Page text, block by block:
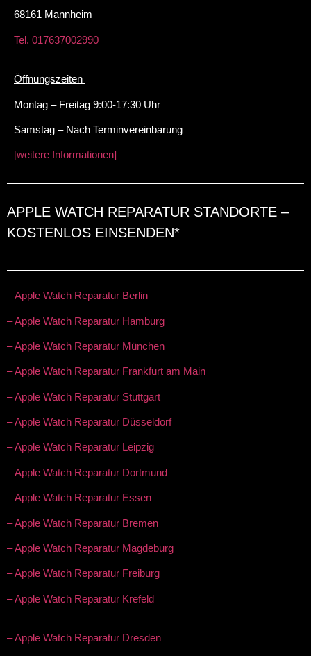
68161 Mannheim
Tel. 017637002990
Öffnungszeiten
Montag – Freitag 9:00-17:30 Uhr
Samstag – Nach Terminvereinbarung
[weitere Informationen]
APPLE WATCH REPARATUR STANDORTE –
KOSTENLOS EINSENDEN*
– Apple Watch Reparatur Berlin
– Apple Watch Reparatur Hamburg
– Apple Watch Reparatur München
– Apple Watch Reparatur Frankfurt am Main
– Apple Watch Reparatur Stuttgart
– Apple Watch Reparatur Düsseldorf
– Apple Watch Reparatur Leipzig
– Apple Watch Reparatur Dortmund
– Apple Watch Reparatur Essen
– Apple Watch Reparatur Bremen
– Apple Watch Reparatur Magdeburg
– Apple Watch Reparatur Freiburg
– Apple Watch Reparatur Krefeld
– Apple Watch Reparatur Dresden